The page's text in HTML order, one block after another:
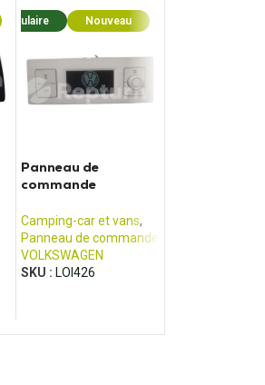
Populaire Nouveau
Panneau de
commande
Camping-car et vans,
Panneau de commande
VOLKSWAGEN
SKU : LOI426